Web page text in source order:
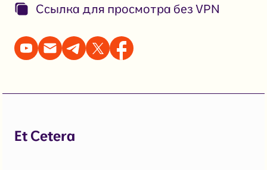
Ссылка для просмотра без VPN
Et Cetera